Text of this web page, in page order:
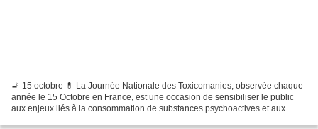
🚬 15 octobre 💊 La Journée Nationale des Toxicomanies, observée chaque
année le 15 Octobre en France, est une occasion de sensibiliser le public
aux enjeux liés à la consommation de substances psychoactives et aux